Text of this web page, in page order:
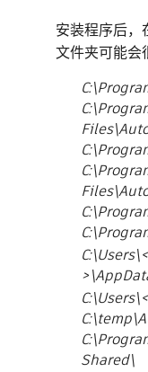
安装程序后
文件夹可能会
C:\Users\
>
C:\Users\
Shared\